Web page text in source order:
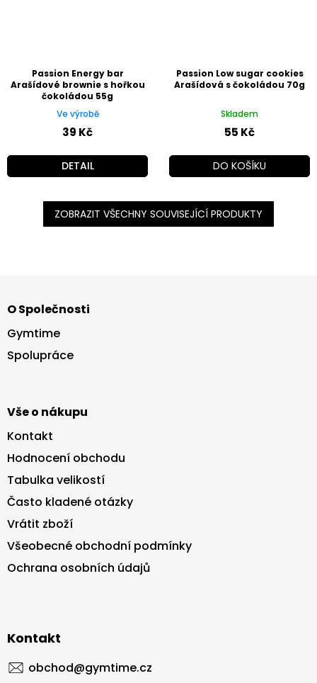
Passion Energy bar
Arašídové brownie s hořkou
čokoládou 55g
Ve výrobě
39 Kč
DETAIL
Passion Low sugar cookies
Arašídová s čokoládou 70g
Skladem
55 Kč
DO KOŠÍKU
ZOBRAZIT VŠECHNY SOUVISEJÍCÍ PRODUKTY
p
a
O Společnosti
Gymtime
Spolupráce
Vše o nákupu
Kontakt
Hodnocení obchodu
Tabulka velikostí
Často kladené otázky
Vrátit zboží
Všeobecné obchodní podmínky
Ochrana osobních údajů
Kontakt
obchod@gymtime.cz